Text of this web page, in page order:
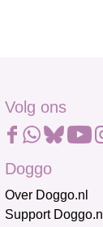
Volg ons
Doggo
Over Doggo.nl
Support Doggo.nl